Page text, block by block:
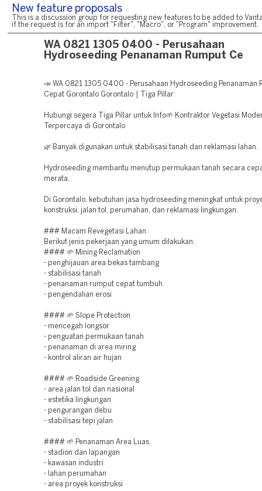
New feature proposals
This is a discussion group for requesting new features to be added to
if the request is for an import "Filter", "Macro", or "Program" improvement.
WA 0821 1305 0400 - Perusahaan
Hydroseeding Penanaman Rumput Ce
📣 WA 0821 1305 0400 - Perusahaan Hydroseeding Penanaman
Cepat Gorontalo Gorontalo | Tiga Pillar
Hubungi segera Tiga Pillar untuk Info🌱 Kontraktor Vegetasi
Terpercaya di Gorontalo
🌿 Banyak digunakan untuk stabilisasi tanah dan reklamasi lahan.
Hydroseeding membantu menutup permukaan tanah secara
merata.
Di Gorontalo, kebutuhan jasa hydroseeding meningkat untuk
konstruksi, jalan tol, perumahan, dan reklamasi lingkungan.
### Macam Revegetasi Lahan
Berikut jenis pekerjaan yang umum dilakukan:
#### 🌱 Mining Reclamation
- penghijauan area bekas tambang
- stabilisasi tanah
- penanaman rumput cepat tumbuh
- pengendalian erosi
#### 🌱 Slope Protection
- mencegah longsor
- penguatan permukaan tanah
- penanaman di area miring
- kontrol aliran air hujan
#### 🌱 Roadside Greening
- area jalan tol dan nasional
- estetika lingkungan
- pengurangan debu
- stabilisasi tepi jalan
#### 🌱 Penanaman Area Luas
- stadion dan lapangan
- kawasan industri
- lahan perumahan
- area proyek konstruksi